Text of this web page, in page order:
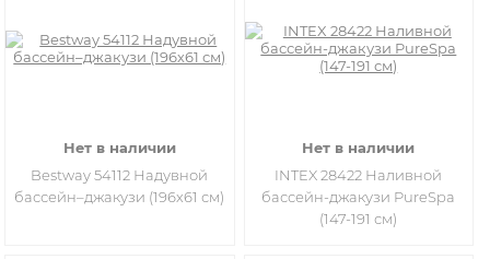
Нет в наличии
Bestway 54112 Надувной
бассейн–джакузи (196х61 см)
Нет в наличии
INTEX 28422 Наливной
бассейн-джакузи PureSpa
(147-191 см)